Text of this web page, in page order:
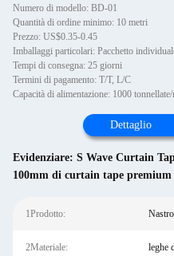
Numero di modello: BD-01
Quantità di ordine minimo: 10 metri
Prezzo: US$0.35-0.45
Imballaggi particolari: Pacchetto
Tempi di consegna: 25 giorni
Termini di pagamento: T/T, L/C
Capacità di alimentazione: 1000 tonnellate/
Dettaglio
Evidenziare: S Wave Curtain
100mm di curtain tape premium
1Prodotto:
2Materiale: leghe